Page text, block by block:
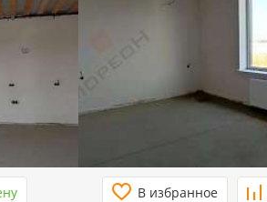
В избранное